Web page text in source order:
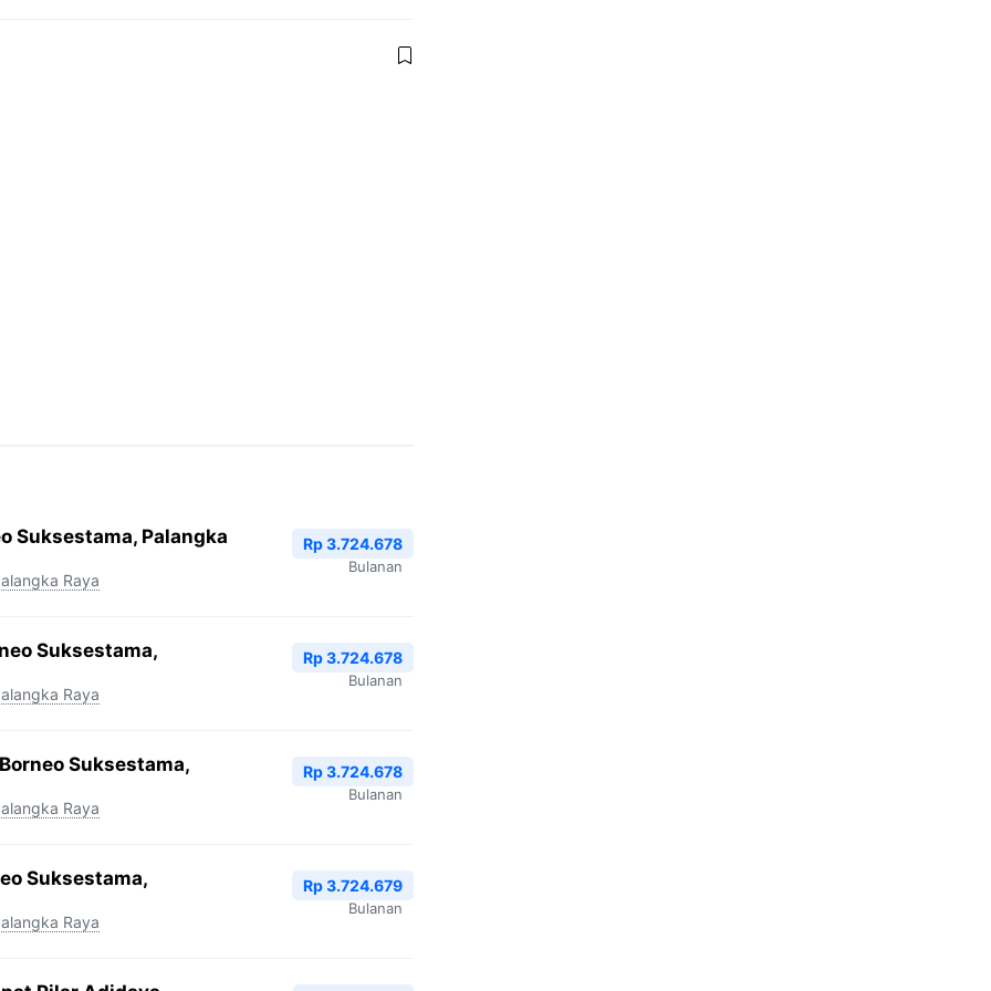
Suksestama, Palangka
Raya
Rp 3.724.678
Bulanan
Suksestama,
Raya
Rp 3.724.678
Bulanan
Suksestama,
Raya
Rp 3.724.678
Bulanan
Suksestama,
Raya
Rp 3.724.679
Bulanan